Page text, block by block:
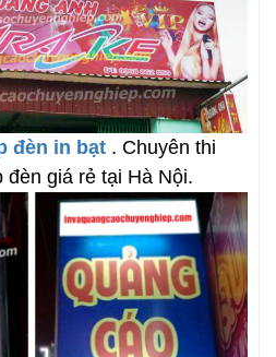
đèn in bạt . Chuyên thi
đèn giá rẻ tại Hà Nội.